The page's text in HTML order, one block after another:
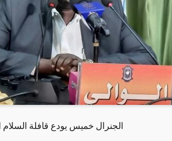
الجنرال خميس يودع قافلة